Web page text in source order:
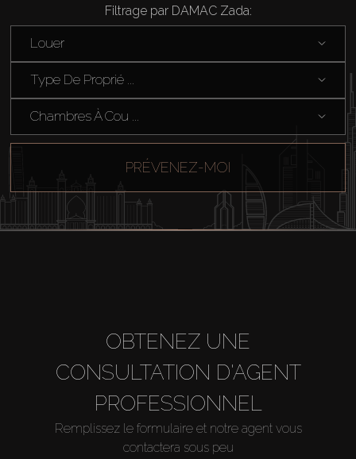
Filtrage par DAMAC Zada:
Louer
Type De Proprié ...
Chambres À Cou ...
PRÉVENEZ-MOI
OBTENEZ UNE
CONSULTATION D'AGENT
PROFESSIONNEL
Remplissez le formulaire et notre agent vous
contactera sous peu